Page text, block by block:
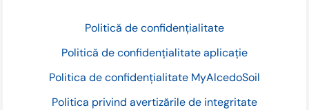
Politică de confidențialitate
Politică de confidențialitate aplicație
Politica de confidențialitate MyAlcedoSoil
Politica privind avertizările de integritate